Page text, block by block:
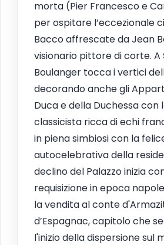
morta (Pier Francesco e
per ospitare l’eccezionale
Bacco affrescate da Jean
visionario pittore di corte. A
Boulanger tocca i vertici
decorando anche gli
Duca e della Duchessa con
classicista ricca di echi
in piena simbiosi con la
autocelebrativa della
declino del Palazzo inizia
requisizione in epoca
la vendita al conte
d’Espagnac, capitolo che
l'inizio della dispersione sul